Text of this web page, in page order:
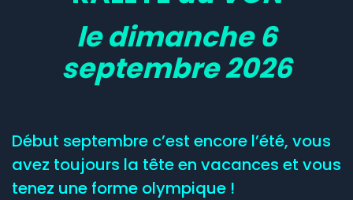
le dimanche 6
septembre 2026
Début septembre c’est encore l’été, vous
avez toujours la tête en vacances et vous
tenez une forme olympique !